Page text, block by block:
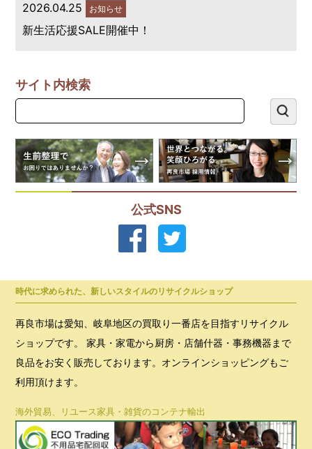
2026.04.25 お知らせ
新生活応援SALE開催中！
サイト内検索
公式SNS
時代に求められた、新しいスタイルのリサイクルショップ
再良市場は愛知、岐阜地区の買取り一番店を目指すリサイクル
ショップです。 家具・家電から厨房・店舗什器・事務機器まで
良品をお安く販売しております。オンラインショッピングもご
利用頂けます。
海外貿易、リユース家具・雑貨のコンテナ輸出